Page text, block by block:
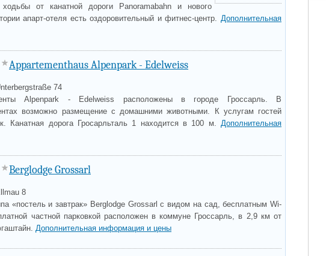
ходьбы от канатной дороги Panoramabahn и нового
апарт-отеля есть оздоровительный и фитнес-центр. Дополнительная
Appartementhaus Alpenpark - Edelweiss
74
Alpenpark - Edelweiss расположены в городе Гроссарль. В
возможно размещение с домашними животными. К услугам гостей
Канатная дорога Гросарльталь 1 находится в 100 м. Дополнительная
Berglodge Grossarl
8
«постель и завтрак» Berglodge Grossarl с видом на сад, бесплатным Wi-
частной парковкой расположен в коммуне Гроссарль, в 2,9 км от
Дополнительная информация и цены